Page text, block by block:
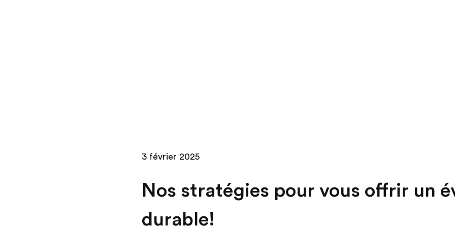
3 février 2025
Nos stratégies pour vous offrir un
durable!